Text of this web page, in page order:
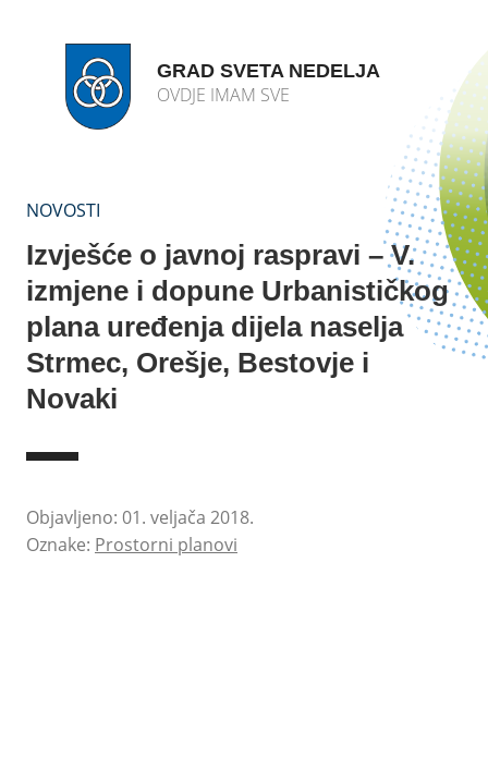
GRAD SVETA NEDELJA
OVDJE IMAM SVE
NOVOSTI
Izvješće o javnoj raspravi – V.
izmjene i dopune Urbanističkog
plana uređenja dijela naselja
Strmec, Orešje, Bestovje i
Novaki
Objavljeno: 01. veljača 2018.
Oznake: Prostorni planovi